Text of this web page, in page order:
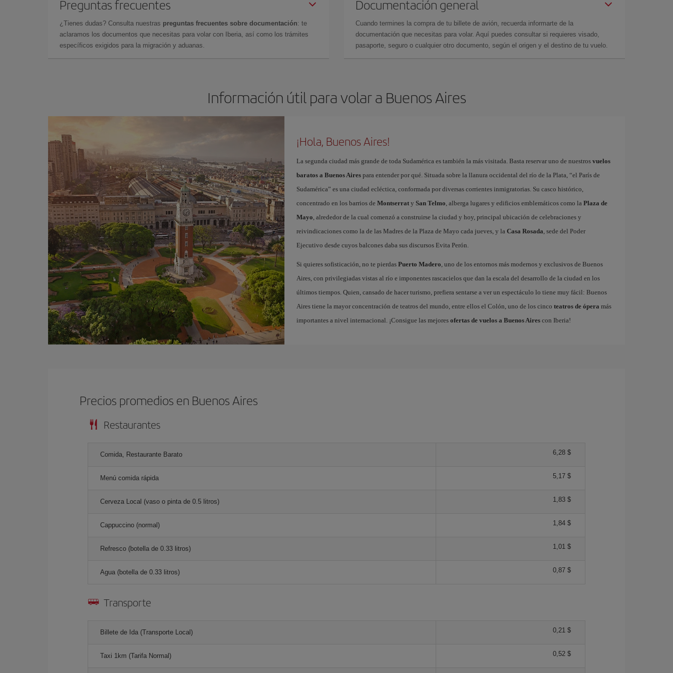
Preguntas frecuentes
¿Tienes dudas? Consulta nuestras preguntas frecuentes sobre documentación: te
aclaramos los documentos que necesitas para volar con Iberia, así como los trámites
específicos exigidos para la migración y aduanas.
Documentación general
Cuando termines la compra de tu billete de avión, recuerda informarte de la
documentación que necesitas para volar. Aquí puedes consultar si requieres visado,
pasaporte, seguro o cualquier otro documento, según el origen y el destino de tu vuelo.
Información útil para volar a Buenos Aires
¡Hola, Buenos Aires!
La segunda ciudad más grande de toda Sudamérica es también la más visitada. Basta reservar uno de nuestros vuelos
baratos a Buenos Airespara entender por qué. Situada sobre la llanura occidental del río de la Plata, “el París de
Sudamérica” es una ciudad ecléctica, conformada por diversas corrientes inmigratorias. Su casco histórico,
concentrado en los barrios de Montserraty San Telmo , alberga lugares y edificios emblemáticos como la Plaza de
Mayo , alrededor de la cual comenzó a construirse la ciudad y hoy, principal ubicación de celebraciones y
reivindicaciones como la de las Madres de la Plaza de Mayo cada jueves, y la Casa Rosada , sede del Poder
Ejecutivo desde cuyos balcones daba sus discursos Evita Perón.
Si quieres sofisticación, no te pierdas Puerto Madero , uno de los entornos más modernos y exclusivos de Buenos
Aires, con privilegiadas vistas al río e imponentes rascacielos que dan la escala del desarrollo de la ciudad en los
últimos tiempos. Quien, cansado de hacer turismo, prefiera sentarse a ver un espectáculo lo tiene muy fácil: Buenos
Aires tiene la mayor concentración de teatros del mundo, entre ellos el Colón, uno de los cinco teatros de ópera más
importantes a nivel internacional. ¡Consigue las mejores ofertas de vuelos a Buenos Airescon Iberia!
Precios promedios en Buenos Aires
Restaurantes
Comida, Restaurante Barato 6,28 $
Menú comida rápida 5,17 $
Cerveza Local (vaso o pinta de 0.5 litros) 1,83 $
Cappuccino (normal) 1,84 $
Refresco (botella de 0.33 litros) 1,01 $
Agua (botella de 0.33 litros) 0,87 $
Transporte
Billete de Ida (Transporte Local) 0,21 $
Taxi 1km (Tarifa Normal) 0,52 $